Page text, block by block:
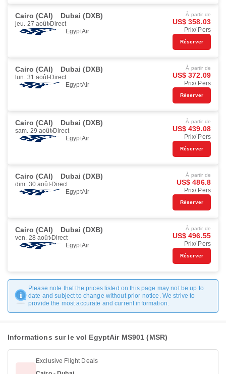
Cairo (CAI) Dubai (DXB)
jeu. 27 août Direct
EgyptAir
À partir de
US$ 358.03
Prix/ Pers
Réserver
Cairo (CAI) Dubai (DXB)
lun. 31 août Direct
EgyptAir
À partir de
US$ 372.09
Prix/ Pers
Réserver
Cairo (CAI) Dubai (DXB)
sam. 29 août Direct
EgyptAir
À partir de
US$ 439.08
Prix/ Pers
Réserver
Cairo (CAI) Dubai (DXB)
dim. 30 août Direct
EgyptAir
À partir de
US$ 486.8
Prix/ Pers
Réserver
Cairo (CAI) Dubai (DXB)
ven. 28 août Direct
EgyptAir
À partir de
US$ 496.55
Prix/ Pers
Réserver
Please note that the prices listed on this page may not be up to
date and subject to change without prior notice. We strive to
provide the most accurate and current information.
Informations sur le vol EgyptAir MS901 (MSR)
Exclusive Flight Deals